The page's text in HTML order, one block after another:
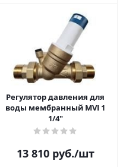
Регулятор давления для
воды мембранный MVI 1
1/4"
13 810руб./шт